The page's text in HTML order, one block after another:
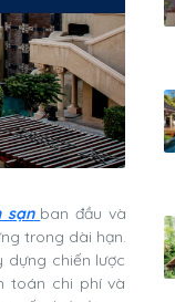
sạn ban đầu và
trong dài hạn.
chiến lược
toán chi phí và